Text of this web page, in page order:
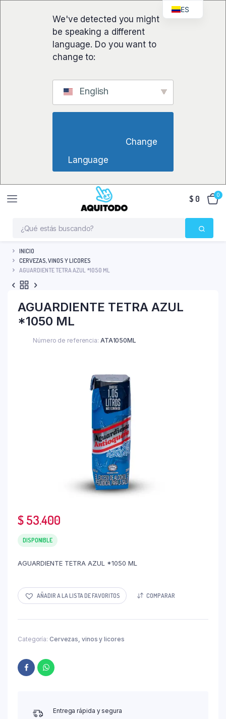
We've detected you might
be speaking a different
language. Do you want to
change to:
English
Language
$ 0 0
INICIO
CERVEZAS, VINOS Y LICORES
AGUARDIENTE TETRA AZUL *1050 ML
AGUARDIENTE TETRA AZUL
*1050 ML
Número de referencia: ATA1050ML
$53.400
DISPONIBLE
AGUARDIENTE TETRA AZUL *1050 ML
AÑADIR A LA LISTA DE FAVORITOS COMPARAR
Categoría: Cervezas, vinos y licores
Entrega rápida y segura
ES